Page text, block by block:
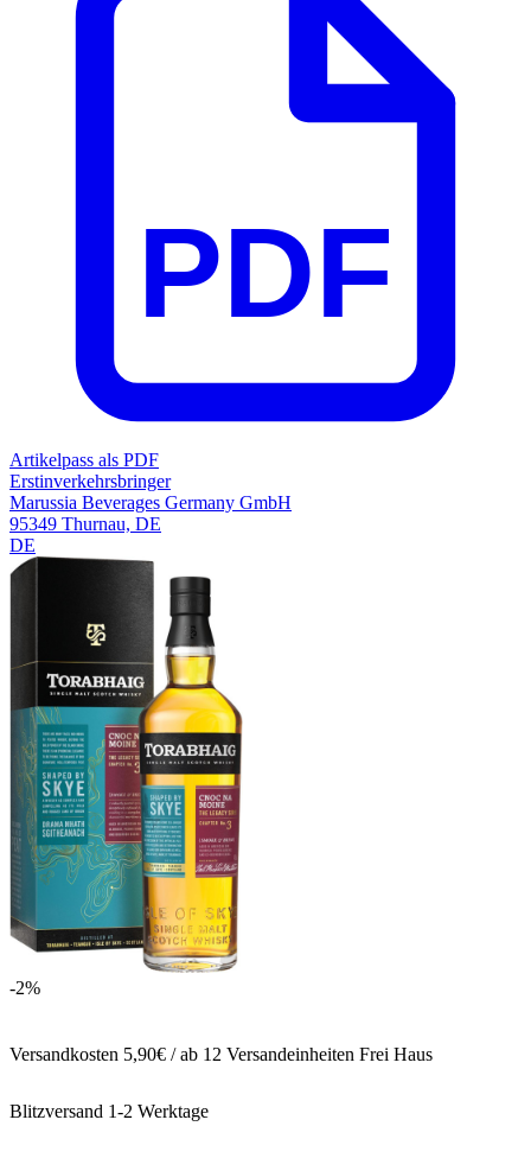
PDF
Artikelpass als PDF
Erstinverkehrsbringer
Marussia Beverages Germany GmbH
95349 Thurnau, DE
DE
-2%
Versandkosten 5,90€ / ab 12 Versandeinheiten Frei Haus
Blitzversand 1-2 Werktage